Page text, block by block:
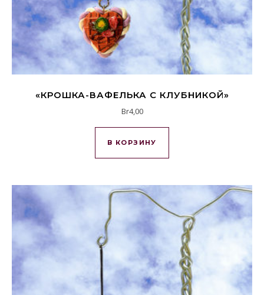
«КРОШКА-ВАФЕЛЬКА С КЛУБНИКОЙ»
Br4,00
В КОРЗИНУ